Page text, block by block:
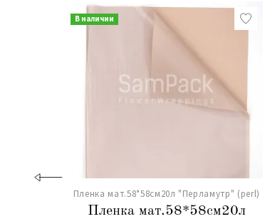
В наличии
Пленка мат.58*58см20л "Перламутр" (perl)
Пленка мат.58*58см20л